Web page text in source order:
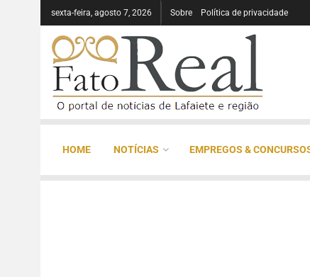
sexta-feira, agosto 7, 2026 Sobre Política de privacidade
HOME NOTÍCIAS EMPREGOS &